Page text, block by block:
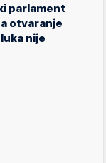
parlament
otvaranje
nije